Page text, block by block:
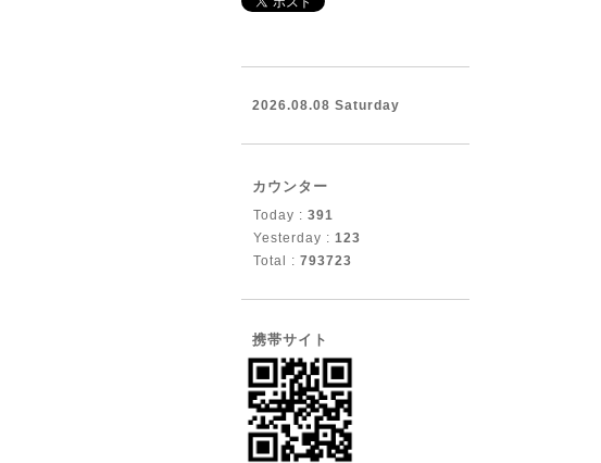
2026.08.08 Saturday
カウンター
Today : 391
Yesterday : 123
Total : 793723
携帯サイト